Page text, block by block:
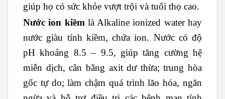
giúp họ có sức khỏe vượt trội và tuổi thọ cao.
Nước ion kiềm là Alkaline ionized water hay
nước giàu tính kiềm, chứa ion. Nước có độ
pH khoảng 8.5 – 9.5, giúp tăng cường hệ
miễn dịch, cân bằng axit dư thừa; trung hòa
gốc tự do; làm chậm quá trình lão hóa, ngăn